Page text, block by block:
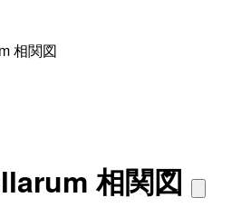
相関図
相関図